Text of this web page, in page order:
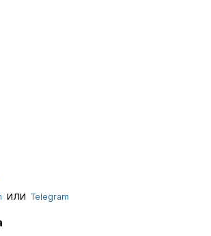
или Telegram